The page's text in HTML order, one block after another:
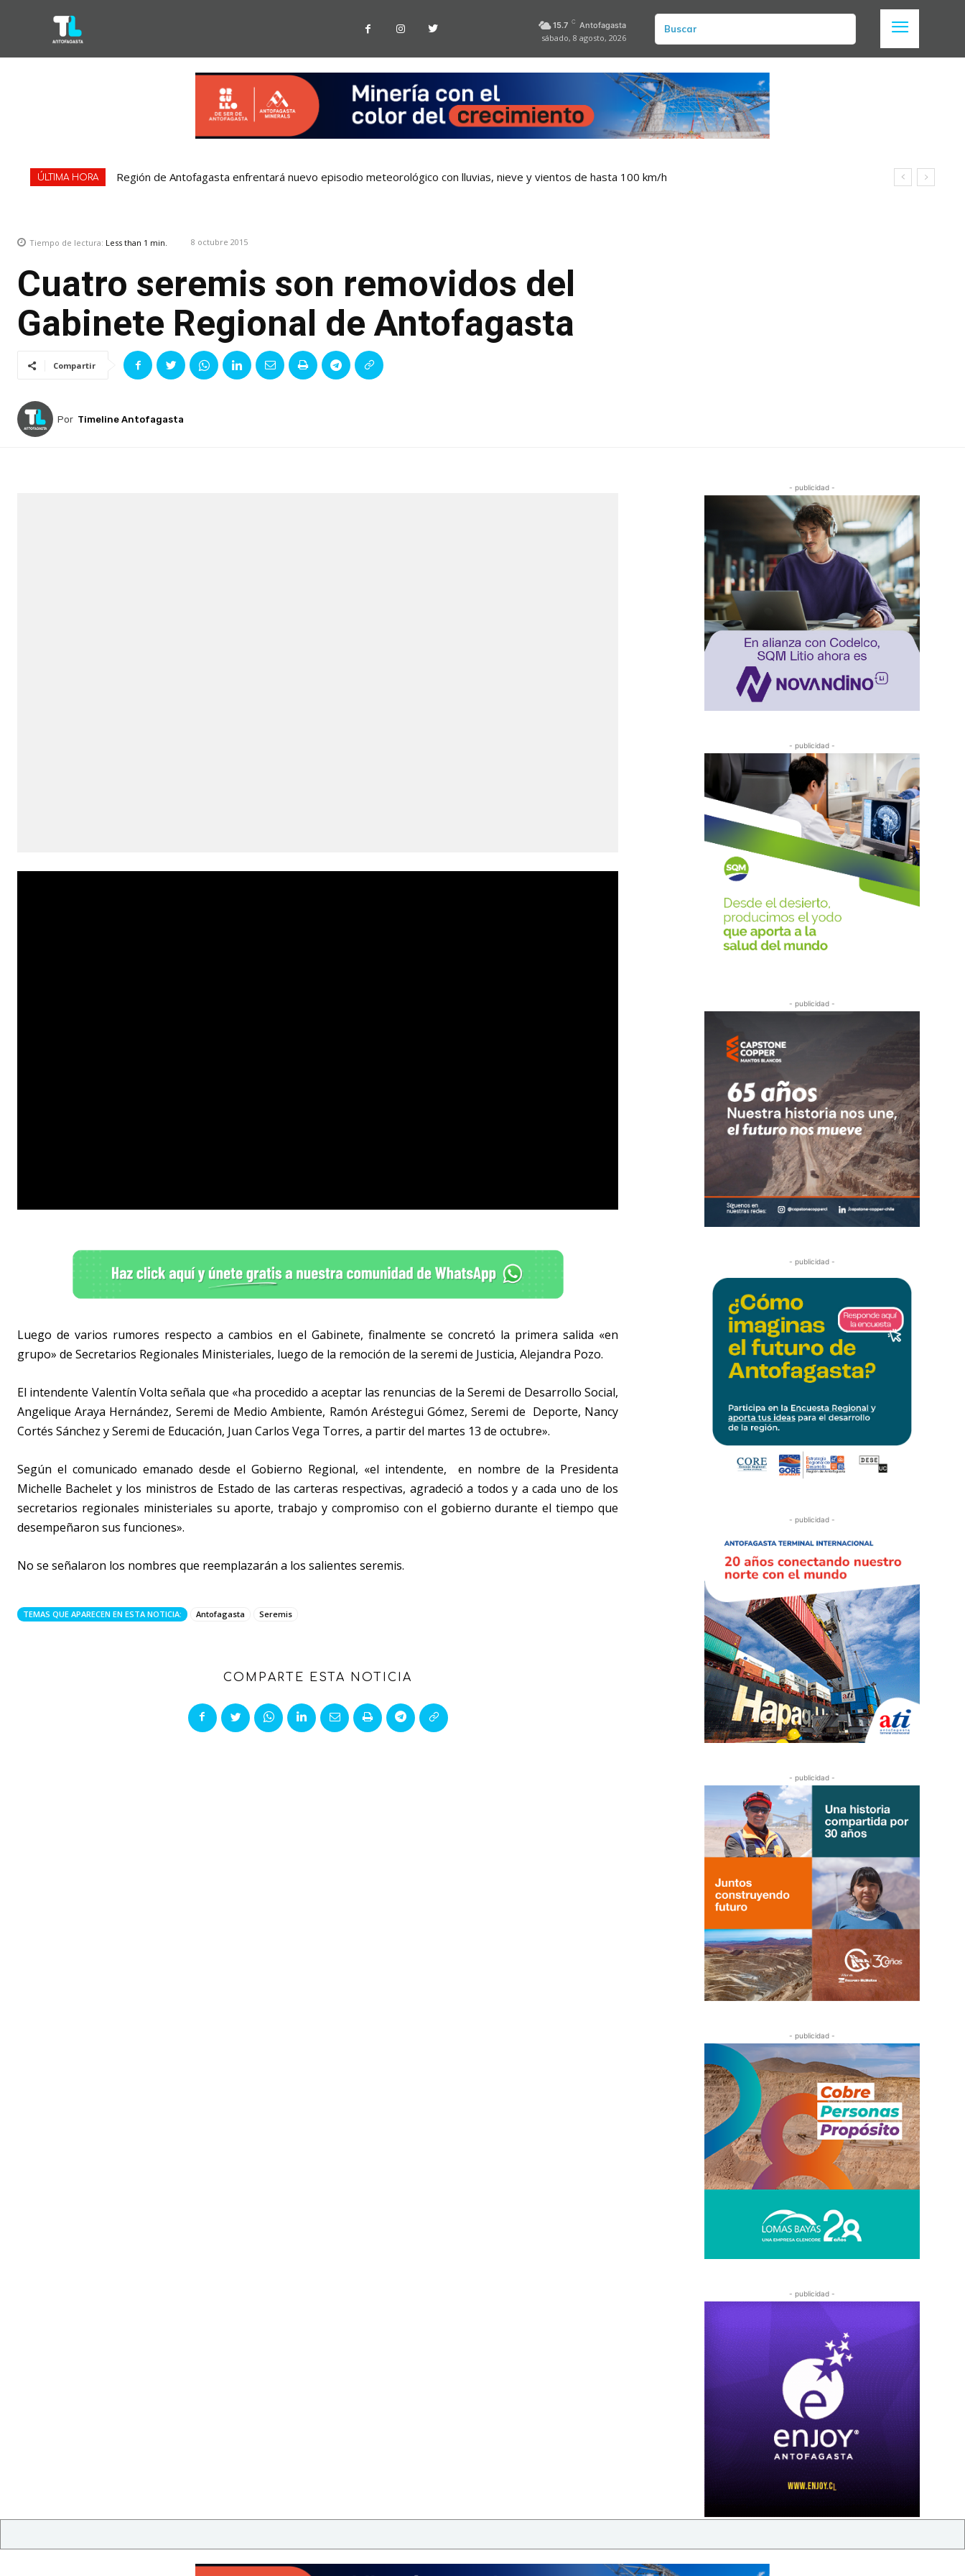
15.7 C Antofagasta
sábado, 8 agosto, 2026
Buscar
ÚLTIMA HORA Región de Antofagasta enfrentará nuevo episodio meteorológico con lluvias, nieve y vientos de hasta 100 km/h
Tiempo de lectura: Less than 1 min. 8 octubre 2015
Cuatro seremis son removidos del
Gabinete Regional de Antofagasta
Compartir
Por Timeline Antofagasta
Luego de varios rumores respecto a cambios en el Gabinete, finalmente se concretó la primera salida «en
grupo» de Secretarios Regionales Ministeriales, luego de la remoción de la seremi de Justicia, Alejandra Pozo.
El intendente Valentín Volta señala que «ha procedido a aceptar las renuncias de la Seremi de Desarrollo Social,
Angelique Araya Hernández, Seremi de Medio Ambiente, Ramón Aréstegui Gómez, Seremi de Deporte, Nancy
Cortés Sánchez y Seremi de Educación, Juan Carlos Vega Torres, a partir del martes 13 de octubre».
Según el comunicado emanado desde el Gobierno Regional, «el intendente, en nombre de la Presidenta
Michelle Bachelet y los ministros de Estado de las carteras respectivas, agradeció a todos y a cada uno de los
secretarios regionales ministeriales su aporte, trabajo y compromiso con el gobierno durante el tiempo que
desempeñaron sus funciones».
No se señalaron los nombres que reemplazarán a los salientes seremis.
TEMAS QUE APARECEN EN ESTA NOTICIA: Antofagasta Seremis
COMPARTE ESTA NOTICIA
- publicidad -
- publicidad -
- publicidad -
- publicidad -
- publicidad -
- publicidad -
- publicidad -
- publicidad -